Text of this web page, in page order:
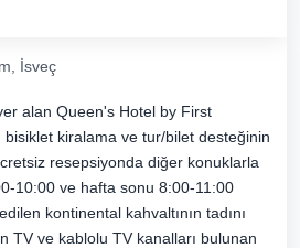
İsveç
alan Queen's Hotel by First
kiralama ve tur/bilet desteğinin
resepsiyonda diğer konuklarla
10:00 ve hafta sonu 8:00-11:00
kontinental kahvaltının tadını
TV ve kablolu TV kanalları bulunan